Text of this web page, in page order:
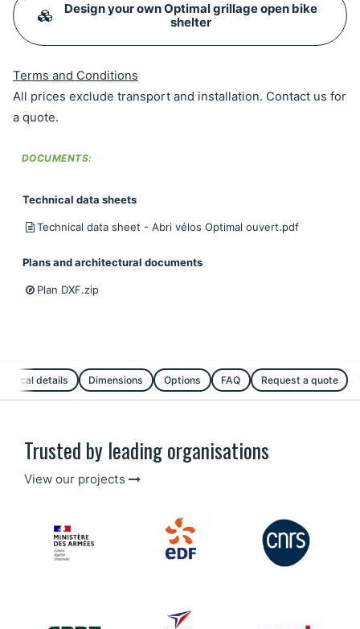
Design your own Optimal grillage open bike
shelter
Terms and Conditions
All prices exclude transport and installation. Contact us for
a quote.
DOCUMENTS:
Technical data sheets
Technical data sheet - Abri vélos Optimal ouvert.pdf
Plans and architectural documents
Plan DXF.zip
details Dimensions Options FAQ Request a quote
Trusted by leading organisations
View our projects